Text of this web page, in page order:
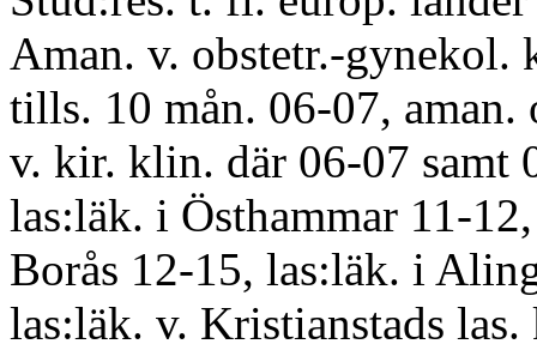
Aman. v. obstetr.-
tills. 10 mån. 06-07, aman.
v. kir. klin. där 06-07 samt
las:läk. i Östhammar 11-
Borås 12-15, las:läk. i
las:läk. v. Kristianstads